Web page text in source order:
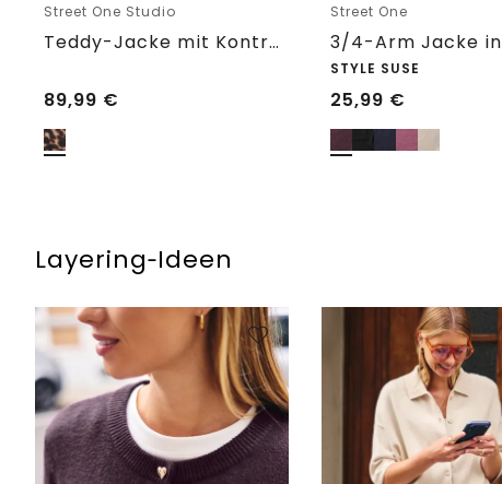
Street One Studio
Teddy-Jacke mit Kontrastdetail
89,99 €
Street One
STYLE SUSE
25,99 €
Layering‑Ideen